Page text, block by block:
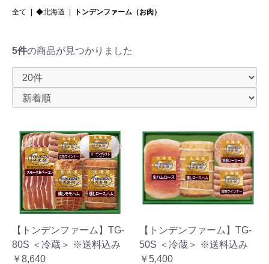
全て | ◆北海道 | トンデンファーム（お肉）
5件の商品が見つかりました
【トンデンファーム】TG-
80S ＜冷蔵＞ ※送料込み
￥8,640
【トンデンファーム】TG-
50S ＜冷蔵＞ ※送料込み
￥5,400